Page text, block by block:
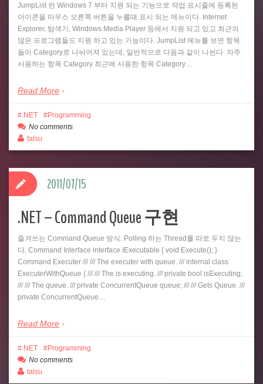
JumpList 란 Windows 7 부터 지원 되는 기능으로 작업 표시줄에 등록된
아이콘을 마우스 오른쪽 버튼을 누를때 표시 되는 메뉴이다. Internet
Explorer, 탐색기, Windows Media Player 등에서 지원 되고 있고 최근의
많은 프로그램들도 지원 하고 있는 기능이다. JumpList 메뉴를 보면 항목
들이 Category로 나뉘어져 있는데, 일반적으로 다음과 같이 나뉜다. 자주
사용하는 항목 Category 최근에 사용한 항목 Category…
Read More
.NET
Programming
No comments
talsu
.NET – Command Queue 구현
즐겨쓰는 Command Queue 방식. Polling 하는 Thread를 따로 두지 않는
다. Command Interface interface IExecutable { void Execute(); }
Command Executer /// /// The executer with queue. /// internal class
ExecuterWithQueue { /// /// The is executing. /// private bool isExecuting;
/// /// The queue. /// private ConcurrentQueue queue; /// /// Gets Queue. ///
private ConcurrentQueue…
Read More
2011/07/15
.NET
Programming
No comments
talsu